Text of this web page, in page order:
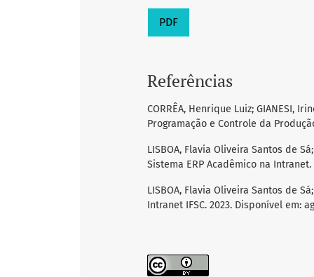
PDF
Referências
CORRÊA, Henrique Luiz; GIANESI,
Programação e Controle da
LISBOA, Flavia Oliveira Santos de
Sistema ERP Acadêmico na Intranet.
LISBOA, Flavia Oliveira Santos de
Intranet IFSC. 2023. Disponível em: